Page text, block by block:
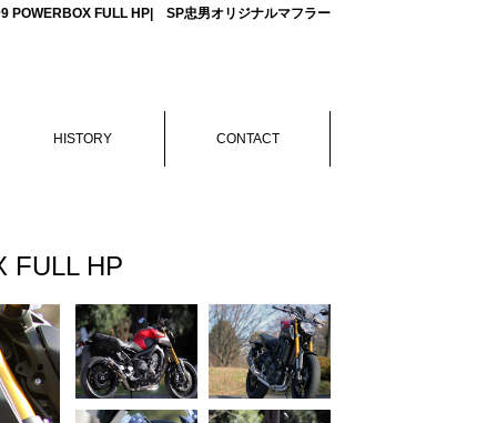
POWERBOX FULL HP| SP忠男オリジナルマフラー
HISTORY CONTACT
FULL HP